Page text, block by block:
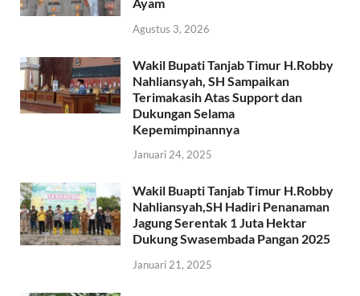
Agustus 3, 2026
Wakil Bupati Tanjab Timur H.Robby
Nahliansyah, SH Sampaikan
Terimakasih Atas Support dan
Dukungan Selama
Kepemimpinannya
Januari 24, 2025
Wakil Buapti Tanjab Timur H.Robby
Nahliansyah,SH Hadiri Penanaman
Jagung Serentak 1 Juta Hektar
Dukung Swasembada Pangan 2025
Januari 21, 2025